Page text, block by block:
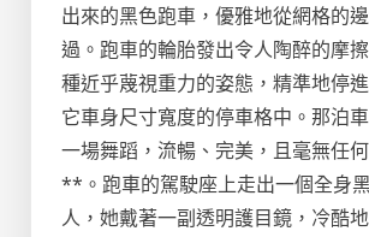
出來的黑色跑車，優雅地從網格的
過。跑車的輪胎發出令人陶醉的摩
種近乎蔑視重力的姿態，精準地停
它車身尺寸寬度的停車格中。那泊
一場舞蹈，流暢、完美，且毫無任
**。跑車的駕駛座上走出一個全身
人，她戴著一副透明護目鏡，冷酷